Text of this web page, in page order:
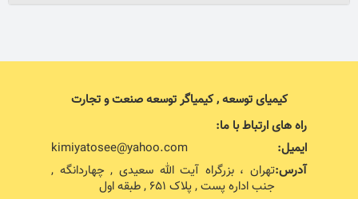
کیمیای توسعه , کیمیاگر توسعه صنعت و تجارت
راه های ارتباط با ما:
ایمیل:
kimiyatosee@yahoo.com
آدرس:تهران ، بزرگراه آیت الله سعیدی , چهاردانگه ,
جنب اداره پست , پلاک ۶۵۱ , طبقه اول